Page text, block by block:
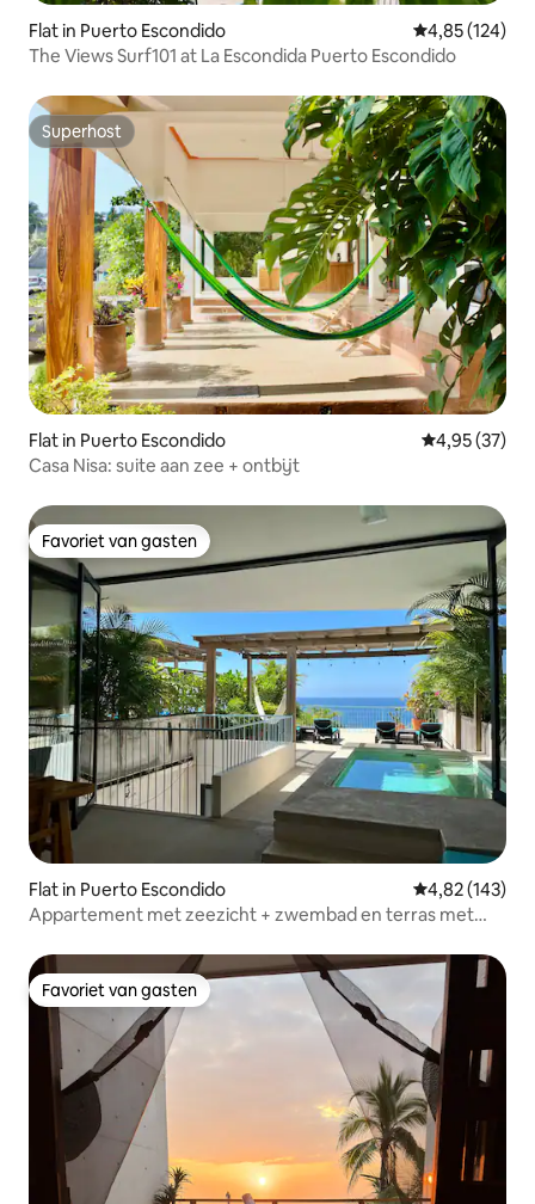
Flat in Puerto Escondido Gemiddelde
4,85 (124)
The Views Surf101 at La Escondida Puerto Escondido
Superhost
Superhost
Flat in Puerto Escondido Gemiddelde
4,95 (37)
Casa Nisa: suite aan zee + ontbijt
Favoriet van gasten
Favoriet van gasten
Flat in Puerto Escondido Gemiddelde
4,82 (143)
Appartement met zeezicht + zwembad en terras met
Favoriet van gasten
Favoriet van gasten